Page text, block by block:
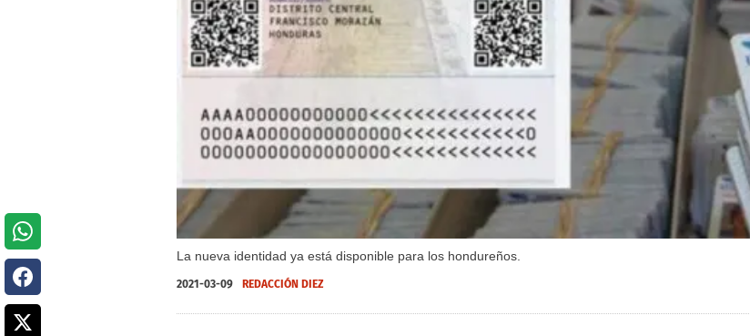
La nueva identidad ya está disponible para los hondureños.
2021-03-09 REDACCIÓN DIEZ